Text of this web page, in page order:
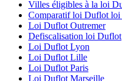
Villes éligibles à la loi
Comparatif loi Duflot loi
Loi Duflot Outremer
Defiscalisation loi Duflot
Loi Duflot Lyon
Loi Duflot Lille
Loi Duflot Paris
Loi Duflot Marseille